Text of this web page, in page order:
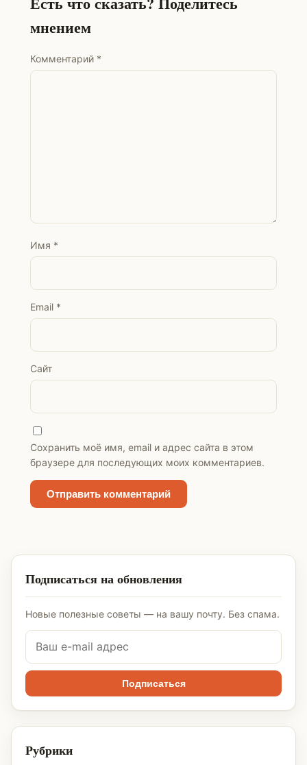
мнением
Комментарий *
Имя *
Email *
Сайт
Сохранить моё имя, email и адрес сайта в этом
браузере для последующих моих комментариев.
Подписаться на обновления
Новые полезные советы — на вашу почту. Без спама.
Подписаться
Рубрики